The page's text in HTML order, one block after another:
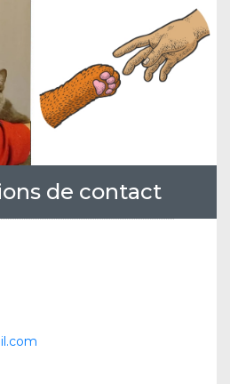
de contact